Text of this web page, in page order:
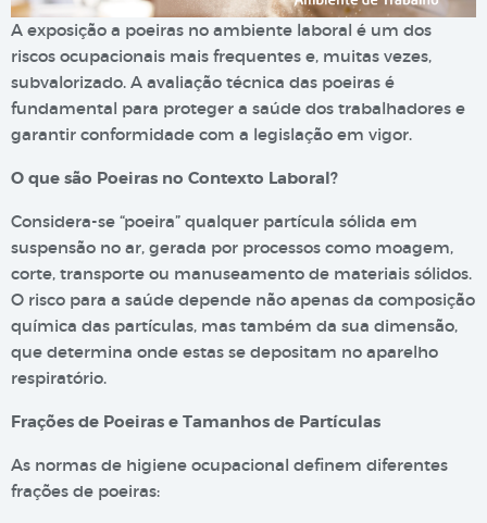
A exposição a poeiras no ambiente laboral é um dos
riscos ocupacionais mais frequentes e, muitas vezes,
subvalorizado. A avaliação técnica das poeiras é
fundamental para proteger a saúde dos trabalhadores e
garantir conformidade com a legislação em vigor.
O que são Poeiras no Contexto Laboral?
Considera-se “poeira” qualquer partícula sólida em
suspensão no ar, gerada por processos como moagem,
corte, transporte ou manuseamento de materiais sólidos.
O risco para a saúde depende não apenas da composição
química das partículas, mas também da sua dimensão,
que determina onde estas se depositam no aparelho
respiratório.
Frações de Poeiras e Tamanhos de Partículas
As normas de higiene ocupacional definem diferentes
frações de poeiras: